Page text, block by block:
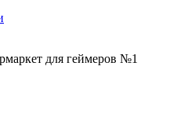
для геймеров №1